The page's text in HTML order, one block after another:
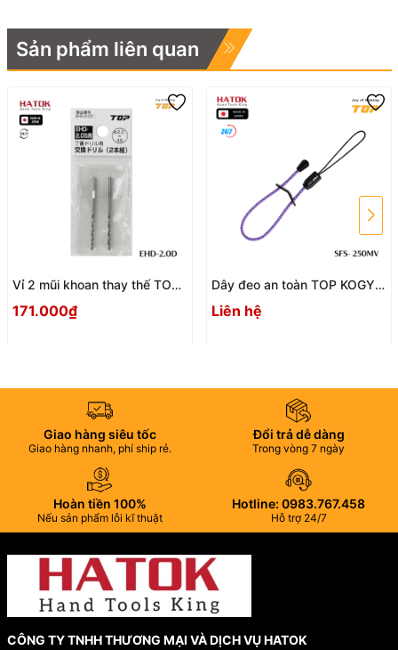
Sản phẩm liên quan
Vỉ 2 mũi khoan thay thế TOP
171.000₫
Dây đeo an toàn TOP KOGYO
SFS - 250MV
Liên hệ
Giao hàng siêu tốc
Giao hàng nhanh, phí ship rẻ.
Đổi trả dễ dàng
Trong vòng 7 ngày
Hoàn tiền 100%
Nếu sản phẩm lỗi kĩ thuật
Hotline: 0983.767.458
Hỗ trợ 24/7
CÔNG TY TNHH THƯƠNG MẠI VÀ DỊCH VỤ HATOK